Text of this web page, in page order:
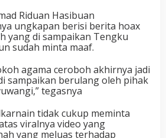
Riduan Hasibuan
ungkapan berisi berita hoax
yang di sampaikan Tengku
sudah minta maaf.
agama ceroboh akhirnya jadi
sampaikan berulang oleh pihak
tegasnya
tidak cukup meminta
viralnya video yang
yang meluas terhadap